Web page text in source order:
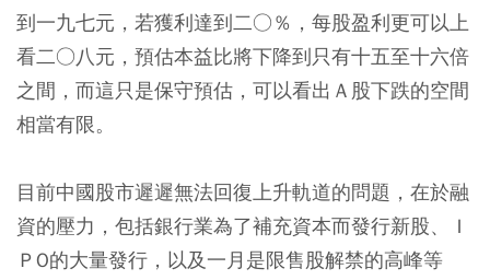
到一九七元，若獲利達到二○％，每股盈利更可以上
看二○八元，預估本益比將下降到只有十五至十六倍
之間，而這只是保守預估，可以看出Ａ股下跌的空間
相當有限。
目前中國股市遲遲無法回復上升軌道的問題，在於融
資的壓力，包括銀行業為了補充資本而發行新股、Ｉ
ＰO的大量發行，以及一月是限售股解禁的高峰等